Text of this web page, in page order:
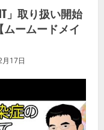
」取り扱い開始
ームードメイ
17日